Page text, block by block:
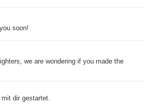
soon!
we are wondering if you made the
dir gestartet.